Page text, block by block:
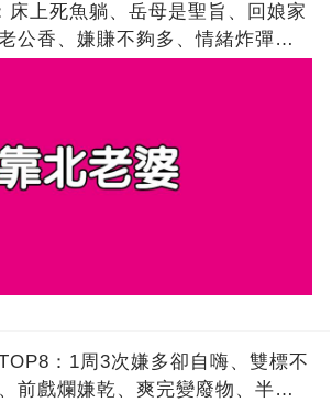
床上死魚躺、岳母是聖旨、回娘家
公香、嫌賺不夠多、情緒炸彈
：1周3次嫌多卻自嗨、雙標不
前戲爛嫌乾、爽完變廢物、半夜強